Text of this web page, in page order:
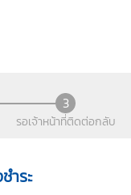
3
รอเจ้าหน้าที่ติดต่อกลับ
ำระ